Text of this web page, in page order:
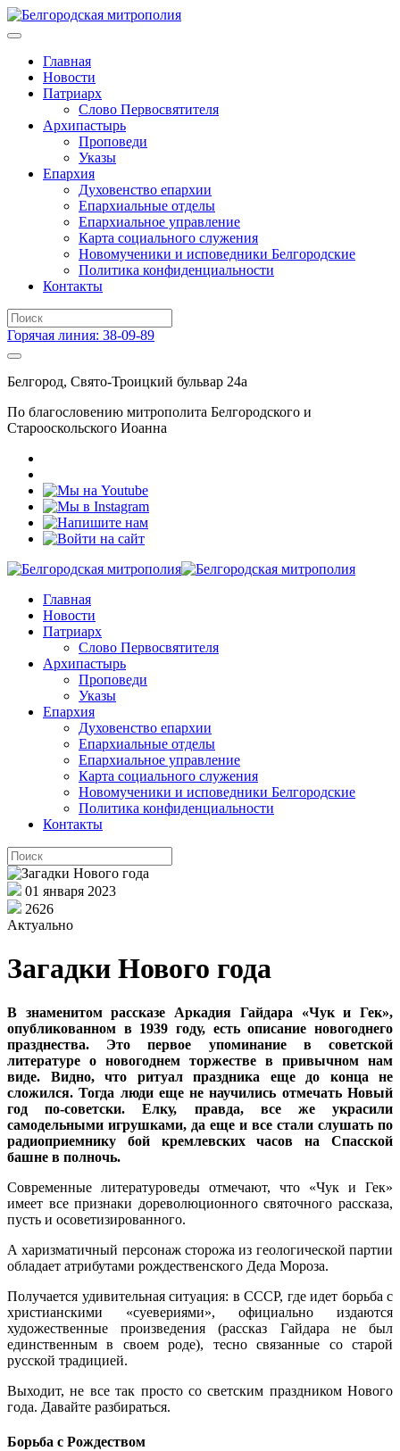
Главная
Новости
Патриарх
Слово Первосвятителя
Архипастырь
Проповеди
Указы
Епархия
Духовенство епархии
Епархиальные отделы
Епархиальное управление
Карта социального служения
Новомученики и исповедники Белгородские
Политика конфиденциальности
Контакты
Горячая линия: 38-09-89
Белгород, Свято-Троицкий бульвар 24а
По благословению митрополита Белгородского и
Старооскольского Иоанна
Главная
Новости
Патриарх
Слово Первосвятителя
Архипастырь
Проповеди
Указы
Епархия
Духовенство епархии
Епархиальные отделы
Епархиальное управление
Карта социального служения
Новомученики и исповедники Белгородские
Политика конфиденциальности
Контакты
01 января 2023
2626
Актуально
Загадки Нового года
В знаменитом рассказе Аркадия Гайдара «Чук и Гек»,
опубликованном в 1939 году, есть описание новогоднего
празднества. Это первое упоминание в советской
литературе о новогоднем торжестве в привычном нам
виде. Видно, что ритуал праздника еще до конца не
сложился. Тогда люди еще не научились отмечать Новый
год по-советски. Елку, правда, все же украсили
самодельными игрушками, да еще и все стали слушать по
радиоприемнику бой кремлевских часов на Спасской
башне в полночь.
Современные литературоведы отмечают, что «Чук и Гек»
имеет все признаки дореволюционного святочного рассказа,
пусть и осоветизированного.
А харизматичный персонаж сторожа из геологической партии
обладает атрибутами рождественского Деда Мороза.
Получается удивительная ситуация: в СССР, где идет борьба с
христианскими «суевериями», официально издаются
художественные произведения (рассказ Гайдара не был
единственным в своем роде), тесно связанные со старой
русской традицией.
Выходит, не все так просто со светским праздником Нового
года. Давайте разбираться.
Борьба с Рождеством